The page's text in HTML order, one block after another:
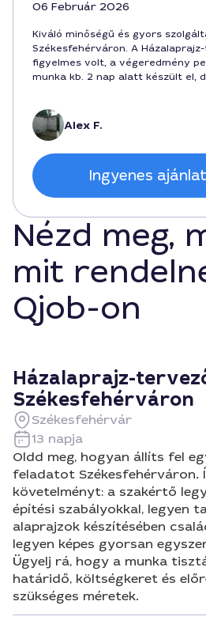
06 Február 2026
Kiváló minőségű és gyors
Székesfehérváron. A
figyelmes volt, a végeredmény
munka kb. 2 nap alatt készült el,
Alex F.
Ingyenes
Nézd meg,
mit
Qjob-on
Házalaprajz-
Székesfehérváron
Székesfehérvár
13 napja
Oldd meg, hogyan állíts fel
feladatot Székesfehérváron.
követelményt: a szakértő
építési szabályokkal, legyen
alaprajzok készítésében
legyen képes gyorsan
Ügyelj rá, hogy a munka
határidő, költségkeret és
szükséges méretek.